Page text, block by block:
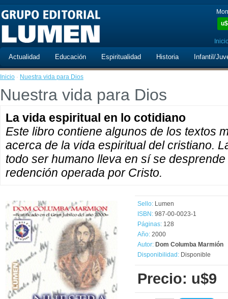
u$
Actualidad Educación Espiritualidad Historia Infantil/
Inicio · Nuestra vida para Dios
Nuestra vida para Dios
La vida espiritual en lo cotidiano
Este libro contiene algunos de los textos
acerca de la vida espiritual del cristiano.
todo ser humano lleva en sí se
redención operada por Cristo.
Sello: Lumen
ISBN: 987-00-0023-1
Páginas: 128
Año: 2000
Autor: Dom Columba Marmión
Disponibilidad: Disponible
Precio: u$9